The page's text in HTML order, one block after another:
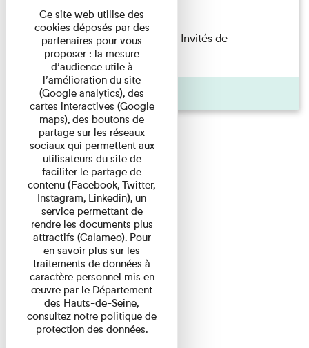
Lecture
Fanny Taillandier – Foudres Les Invités de
l’Imprimerie n°6 Lecture ...
Pages
Ce site web utilise des
cookies déposés par des
partenaires pour vous
proposer : la mesure
d’audience utile à
l’amélioration du site
(Google analytics), des
cartes interactives (Google
maps), des boutons de
partage sur les réseaux
sociaux qui permettent aux
utilisateurs du site de
faciliter le partage de
contenu (Facebook, Twitter,
Instagram, Linkedin), un
service permettant de
rendre les documents plus
attractifs (Calameo). Pour
en savoir plus sur les
traitements de données à
caractère personnel mis en
œuvre par le Département
des Hauts-de-Seine,
consultez notre politique de
protection des données.